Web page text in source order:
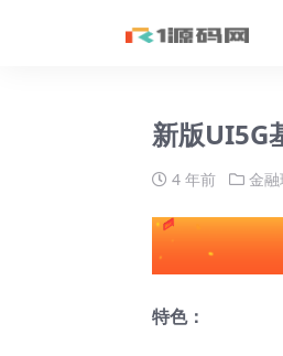
新版UI5G
4 年前 金融
特色：